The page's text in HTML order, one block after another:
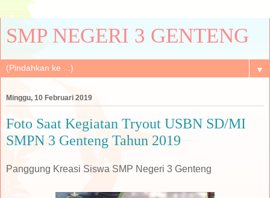
SMP NEGERI 3 GENTENG
▼
Minggu, 10 Februari 2019
Foto Saat Kegiatan Tryout USBN SD/MI
SMPN 3 Genteng Tahun 2019
Panggung Kreasi Siswa SMP Negeri 3 Genteng